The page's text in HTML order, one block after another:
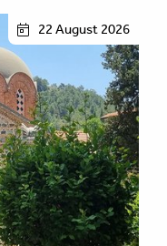
22 August 2026